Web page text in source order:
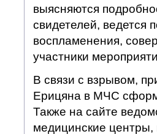
выясняются
свидетелей, ведется
воспламенения,
участники
В связи с взрывом,
Ерицяна в МЧС
Также на сайте
медицинские